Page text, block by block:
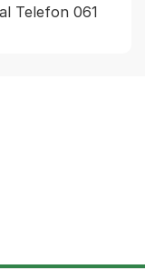
Telefon 061